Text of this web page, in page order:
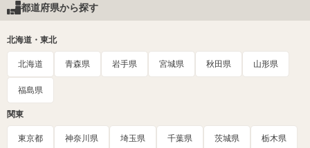
都道府県から探す
北海道・東北
北海道 青森県 岩手県 宮城県 秋田県 山形県
福島県
関東
東京都 神奈川県 埼玉県 千葉県 茨城県 栃木県